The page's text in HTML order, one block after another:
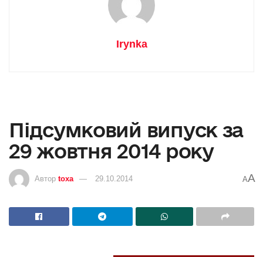
Irynka
Підсумковий випуск за
29 жовтня 2014 року
Автор toxa 29.10.2014 AA